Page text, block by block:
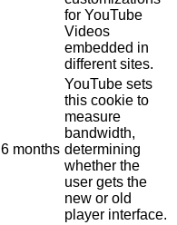
for YouTube
Videos
embedded in
different sites.
6 months
YouTube sets
this cookie to
measure
bandwidth,
determining
whether the
user gets the
new or old
player interface.